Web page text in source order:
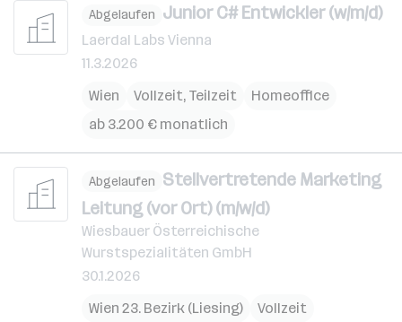
Abgelaufen Junior C# Entwickler (w/m/d)
Laerdal Labs Vienna
11.3.2026
Wien
Vollzeit, Teilzeit
Homeoffice
ab 3.200 € monatlich
Abgelaufen Stellvertretende Marketing
Leitung (vor Ort) (m/w/d)
Wiesbauer Österreichische
Wurstspezialitäten GmbH
30.1.2026
Wien 23. Bezirk (Liesing)
Vollzeit